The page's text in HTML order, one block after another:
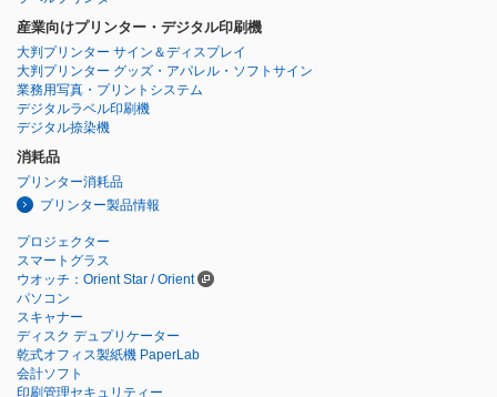
産業向けプリンター・デジタル印刷機
大判プリンター サイン＆ディスプレイ
大判プリンター グッズ・アパレル・ソフトサイン
業務用写真・プリントシステム
デジタルラベル印刷機
デジタル捺染機
消耗品
プリンター消耗品
プリンター製品情報
プロジェクター
スマートグラス
ウオッチ：Orient Star / Orient
パソコン
スキャナー
ディスク デュプリケーター
乾式オフィス製紙機 PaperLab
会計ソフト
印刷管理セキュリティー